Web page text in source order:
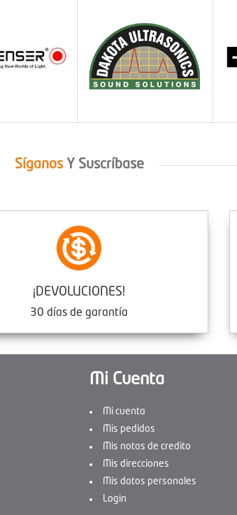
Síganos Y Suscríbase
¡DEVOLUCIONES!
30 días de garantía
Mi Cuenta
Mi cuenta
Mis pedidos
Mis notas de credito
Mis direcciones
Mis datos personales
Login